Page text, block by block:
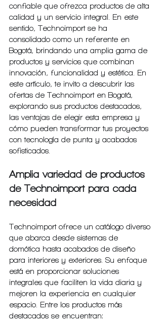
confiable que ofrezca productos de alta
calidad y un servicio integral. En este
sentido, Technoimport se ha
consolidado como un referente en
Bogotá, brindando una amplia gama de
productos y servicios que combinan
innovación, funcionalidad y estética. En
este artículo, te invito a descubrir las
ofertas de Technoimport en Bogotá,
explorando sus productos destacados,
las ventajas de elegir esta empresa y
cómo pueden transformar tus proyectos
con tecnología de punta y acabados
sofisticados.
Amplia variedad de productos
de Technoimport para cada
necesidad
Technoimport ofrece un catálogo diverso
que abarca desde sistemas de
domótica hasta acabados de diseño
para interiores y exteriores. Su enfoque
está en proporcionar soluciones
integrales que faciliten la vida diaria y
mejoren la experiencia en cualquier
espacio. Entre los productos más
destacados se encuentran: